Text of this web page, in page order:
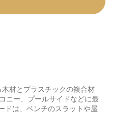
材とプラスチックの複合材
ニー、プールサイドなどに最
ドは、ベンチのスラットや屋